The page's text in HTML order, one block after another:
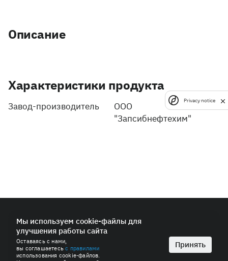
Описание
Характеристики продукта
Завод-производитель
ООО
"Запсибнефтехим"
© 2026 ПАО «СИБУР-Холдинг»
Политика в области обработки персональных данных
Антимонопольная политика
Пользовательское соглашение
Мы используем cookie-файлы для
улучшения работы сайта
Оставаясь с нами,
вы соглашаетесьс правилами
использования cookie-файлов.
Принять
Privacy notice